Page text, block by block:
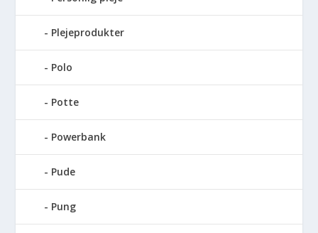
Plejeprodukter
Polo
Potte
Powerbank
Pude
Pung